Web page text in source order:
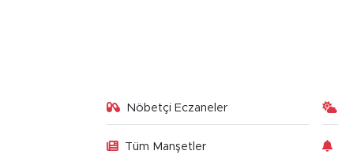
Nöbetçi Eczaneler
Tüm Manşetler